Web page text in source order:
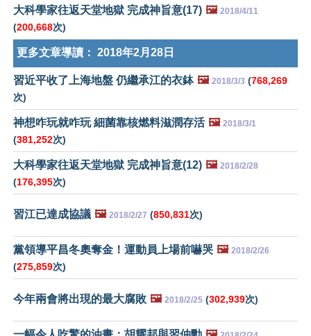
大科學家往返天堂地獄 完成神旨意(17) 🖼️ 2018/4/11
(200,668次)
更多文章導讀： 2018年2月28日
習近平收了上海地盤 仍繼承江的衣鉢 🖼️ 2018/3/3 (768,269
次)
神想咋玩就咋玩 細菌靠核燃料滋潤存活 🖼️ 2018/3/1
(381,252次)
大科學家往返天堂地獄 完成神旨意(12) 🖼️ 2018/2/28
(176,395次)
習江已達成協議 🖼️ 2018/2/27 (850,831次)
黨領導平昌冬奧奪金！運動員上場前嚇哭 🖼️ 2018/2/26
(275,859次)
今年兩會將出現的最大腐敗 🖼️ 2018/2/25 (302,939次)